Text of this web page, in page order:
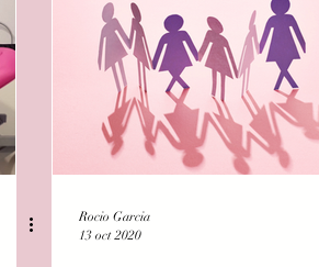
Rocio Garcia
13 oct 2020